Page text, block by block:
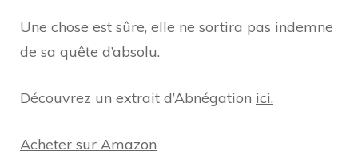
Une chose est sûre, elle ne sortira pas indemne
de sa quête d’absolu.
Découvrez un extrait d’Abnégation ici.
Acheter sur Amazon